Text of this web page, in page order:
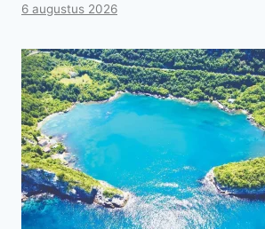
6 augustus 2026